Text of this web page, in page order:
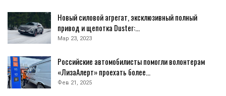
Новый силовой агрегат, эксклюзивный полный
привод и щепотка Duster:…
Мар 23, 2023
Российские автомобилисты помогли волонтерам
«ЛизаАлерт» проехать более…
Фев 21, 2025